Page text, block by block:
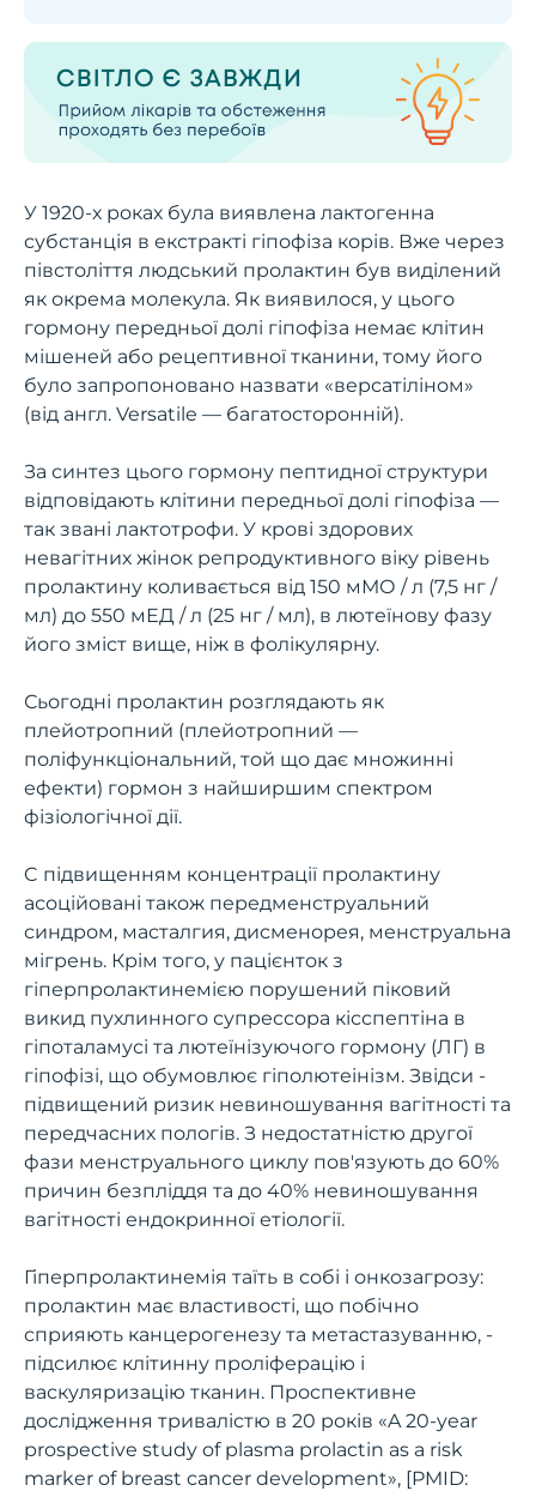
У 1920-х роках була виявлена ​​лактогенна
субстанція в екстракті гіпофіза корів. Вже через
півстоліття людський пролактин був виділений
як окрема молекула. Як виявилося, у цього
гормону передньої долі гіпофіза немає клітин
мішеней або рецептивної тканини, тому його
було запропоновано назвати «версатіліном»
(від англ. Versatile — багатосторонній).
За синтез цього гормону пептидної структури
відповідають клітини передньої долі гіпофіза —
так звані лактотрофи. У крові здорових
невагітних жінок репродуктивного віку рівень
пролактину коливається від 150 мМО / л (7,5 нг /
мл) до 550 мЕД / л (25 нг / мл), в лютеїнову фазу
його зміст вище, ніж в фолікулярну.
Сьогодні пролактин розглядають як
плейотропний (плейотропний —
поліфункціональний, той що дає множинні
ефекти) гормон з найширшим спектром
фізіологічної дії.
C підвищенням концентрації пролактину
асоційовані також передменструальний
синдром, масталгия, дисменорея, менструальна
мігрень. Крім того, у пацієнток з
гіперпролактинемією порушений піковий
викид пухлинного супрессора кісспептіна в
гіпоталамусі та лютеїнізуючого гормону (ЛГ) в
гіпофізі, що обумовлює гіполютеінізм. Звідси -
підвищений ризик невиношування вагітності та
передчасних пологів. З недостатністю другої
фази менструального циклу пов'язують до 60%
причин безпліддя та до 40% невиношування
вагітності ендокринної етіології.
Гіперпролактинемія таїть в собі і онкозагрозу:
пролактин має властивості, що побічно
сприяють канцерогенезу та метастазуванню, -
підсилює клітинну проліферацію і
васкуляризацію тканин. Проспективне
дослідження тривалістю в 20 років «A 20-year
prospective study of plasma prolactin as a risk
marker of breast cancer development», [PMID: